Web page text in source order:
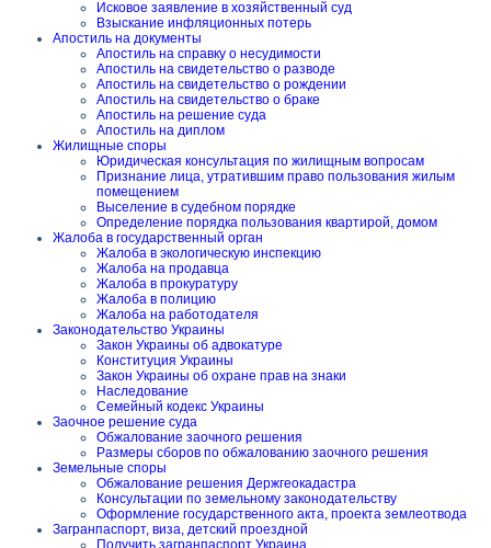
Исковое заявление в хозяйственный суд
Взыскание инфляционных потерь
Апостиль на документы
Апостиль на справку о несудимости
Апостиль на свидетельство о разводе
Апостиль на свидетельство о рождении
Апостиль на свидетельство о браке
Апостиль на решение суда
Апостиль на диплом
Жилищные споры
Юридическая консультация по жилищным вопросам
Признание лица, утратившим право пользования жилым
помещением
Выселение в судебном порядке
Определение порядка пользования квартирой, домом
Жалоба в государственный орган
Жалоба в экологическую инспекцию
Жалоба на продавца
Жалоба в прокуратуру
Жалоба в полицию
Жалоба на работодателя
Законодательство Украины
Закон Украины об адвокатуре
Конституция Украины
Закон Украины об охране прав на знаки
Наследование
Семейный кодекс Украины
Заочное решение суда
Обжалование заочного решения
Размеры сборов по обжалованию заочного решения
Земельные споры
Обжалование решения Держгеокадастра
Консультации по земельному законодательству
Оформление государственного акта, проекта землеотвода
Загранпаспорт, виза, детский проездной
Получить загранпаспорт Украина